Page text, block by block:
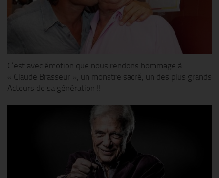
C’est avec émotion que nous rendons hommage à
« Claude Brasseur », un monstre sacré, un des plus grands
Acteurs de sa génération !!